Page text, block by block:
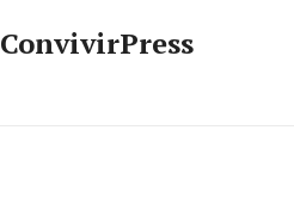
ConvivirPress